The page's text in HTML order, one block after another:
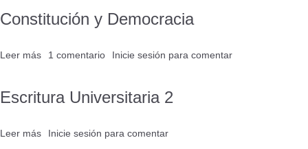
Lectura
Constitución y Democracia
Leer más sobre
Democracia
1 comentario Inicie sesión para comentar
Escritura Universitaria 2
Leer más sobre
Inicie sesión para comentar